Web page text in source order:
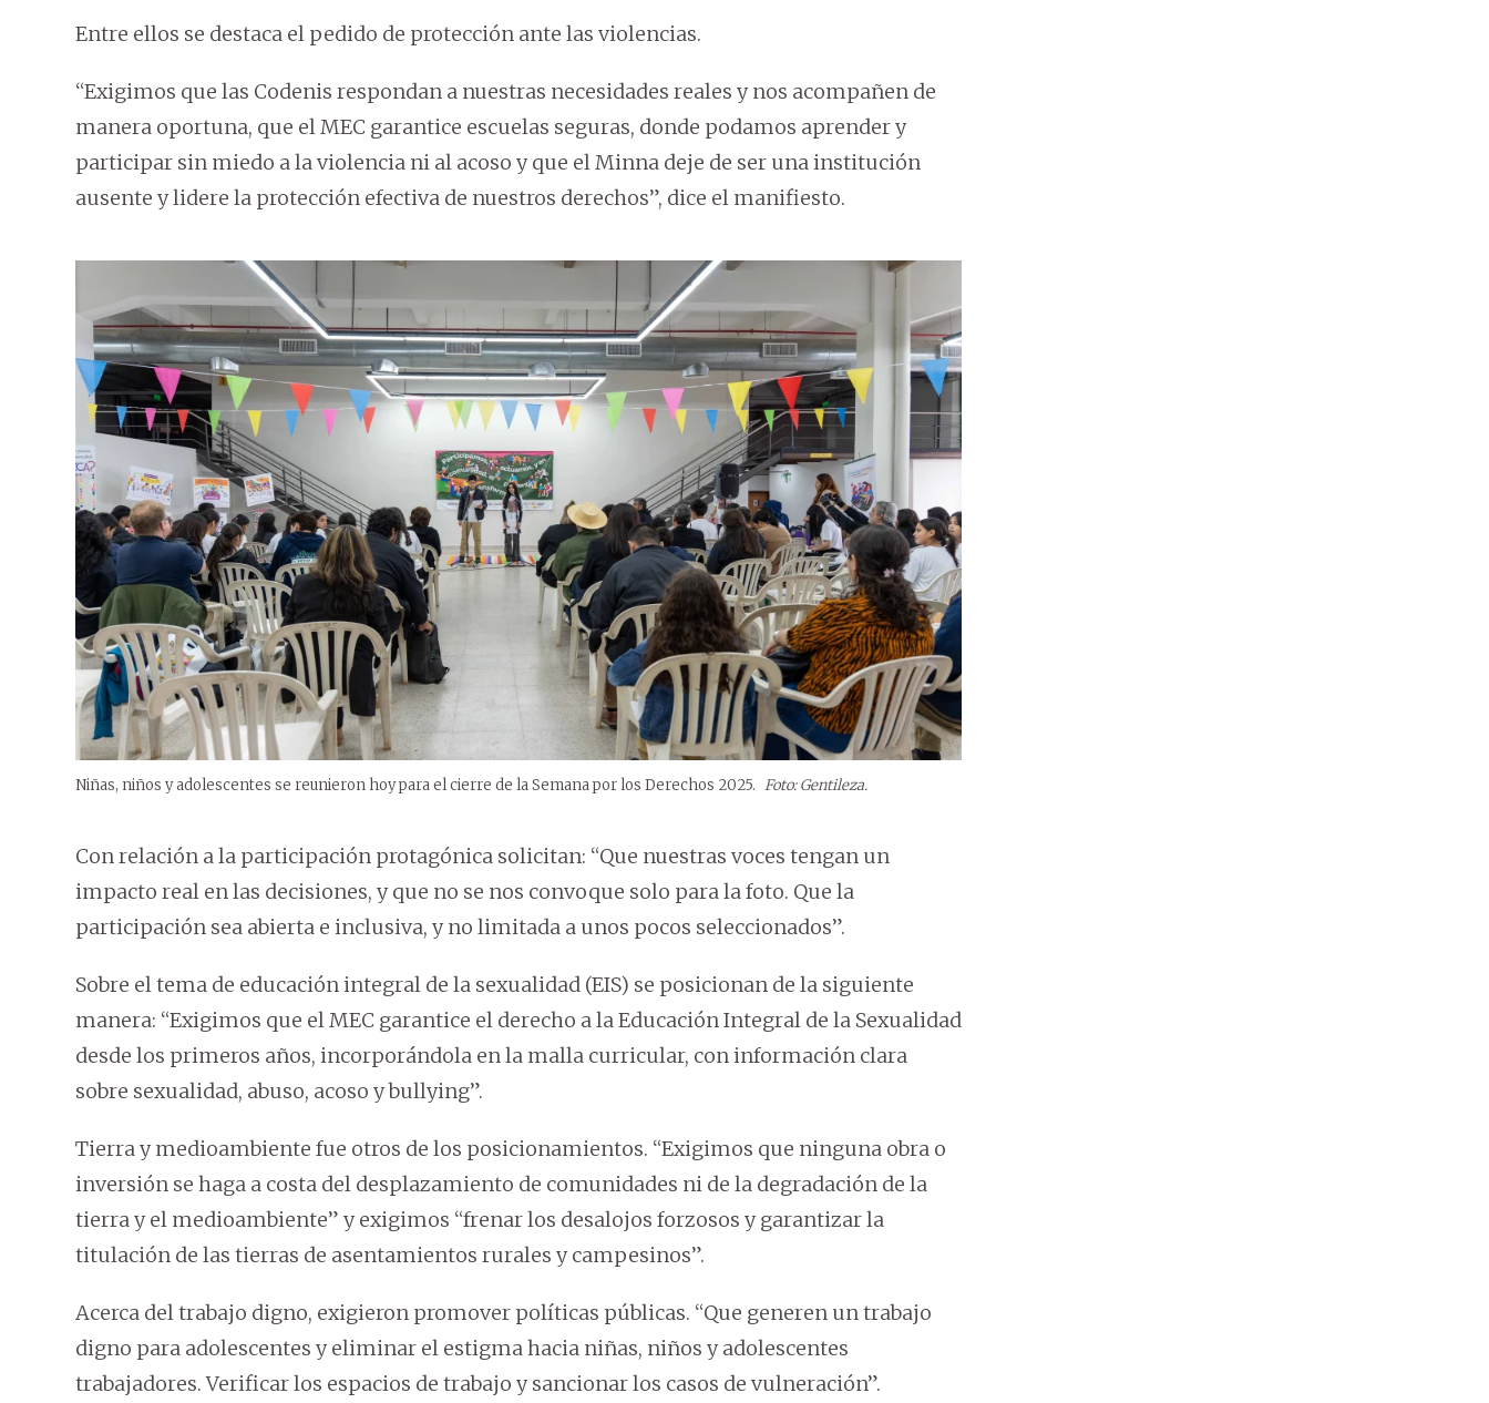
Entre ellos se destaca el pedido de protección ante las violencias.
“Exigimos que las Codenis respondan a nuestras necesidades reales y nos acompañen de
manera oportuna, que el MEC garantice escuelas seguras, donde podamos aprender y
participar sin miedo a la violencia ni al acoso y que el Minna deje de ser una institución
ausente y lidere la protección efectiva de nuestros derechos”, dice el manifiesto.
Niñas, niños y adolescentes se reunieron hoy para el cierre de la Semana por los Derechos 2025. Foto: Gentileza.
Con relación a la participación protagónica solicitan: “Que nuestras voces tengan un
impacto real en las decisiones, y que no se nos convoque solo para la foto. Que la
participación sea abierta e inclusiva, y no limitada a unos pocos seleccionados”.
Sobre el tema de educación integral de la sexualidad (EIS) se posicionan de la siguiente
manera: “Exigimos que el MEC garantice el derecho a la Educación Integral de la Sexualidad
desde los primeros años, incorporándola en la malla curricular, con información clara
sobre sexualidad, abuso, acoso y bullying”.
Tierra y medioambiente fue otros de los posicionamientos. “Exigimos que ninguna obra o
inversión se haga a costa del desplazamiento de comunidades ni de la degradación de la
tierra y el medioambiente” y exigimos “frenar los desalojos forzosos y garantizar la
titulación de las tierras de asentamientos rurales y campesinos”.
Acerca del trabajo digno, exigieron promover políticas públicas. “Que generen un trabajo
digno para adolescentes y eliminar el estigma hacia niñas, niños y adolescentes
trabajadores. Verificar los espacios de trabajo y sancionar los casos de vulneración”.